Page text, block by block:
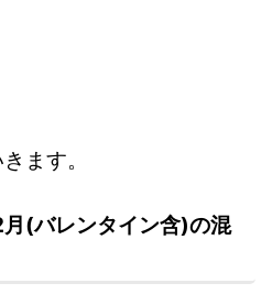
ます。
(バレンタイン含)の混